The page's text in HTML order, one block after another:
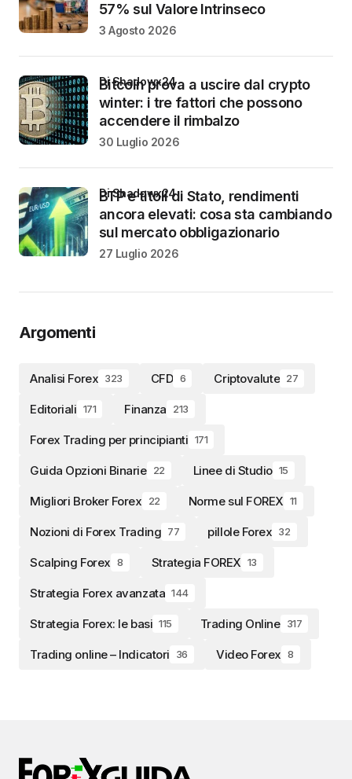
57% sul Valore Intrinseco
3 Agosto 2026
Bitcoin prova a uscire dal crypto
winter: i tre fattori che possono
accendere il rimbalzo
di Shadowx24
30 Luglio 2026
BTP e titoli di Stato, rendimenti
ancora elevati: cosa sta cambiando
sul mercato obbligazionario
di Shadowx24
27 Luglio 2026
Argomenti
Analisi Forex 323 CFD 6 Criptovalute 27
Editoriali 171 Finanza 213
Forex Trading per principianti 171
Guida Opzioni Binarie 22 Linee di Studio 15
Migliori Broker Forex 22 Norme sul FOREX 11
Nozioni di Forex Trading 77 pillole Forex 32
Scalping Forex 8 Strategia FOREX 13
Strategia Forex avanzata 144
Strategia Forex: le basi 115 Trading Online 317
Trading online – Indicatori 36 Video Forex 8